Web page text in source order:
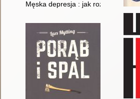
Męska depresja : jak rozbić pancerz